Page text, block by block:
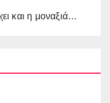
και η μοναξιά…